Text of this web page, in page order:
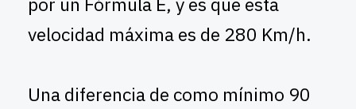
velocidad máxima es de 280 Km/h.
Una diferencia de como mínimo 90